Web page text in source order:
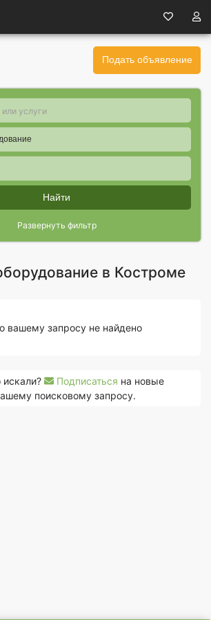
Подать объявление
Найти
Развернуть фильтр
в Костроме
вашему запросу не найдено
искали? Подписаться на новые
поисковому запросу.